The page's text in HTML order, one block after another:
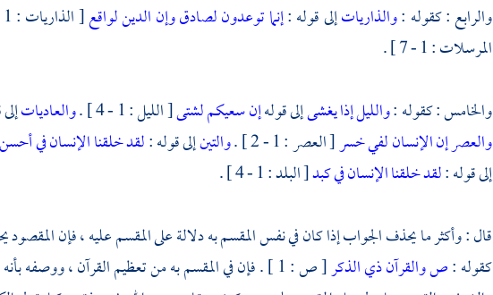
والرابع : كقوله :والذارياتإلى قوله :إنما توعدون لصادقوإن الدين لواقع[ الذاريات : 1 - 6 ] .
المرسلات : 1 - 7 ] .
والخامس : كقوله :والليل إذا يغشىإلى قولهإن سعيكم لشتى[ الليل : 1 - 4 ] . والعاديات
والعصرإن الإنسان لفي خسر[ العصر : 1 - 2 ] . والتينإلى قوله :لقد خلقنا الإنسان في
إلى قوله :لقد خلقنا الإنسان في كبد[ البلد : 1 - 4 ] .
قال : وأكثر ما يحذف الجواب إذا كان في نفس المقسم به دلالة على المقسم عليه ، فإن
كقوله :ص والقرآن ذي الذكر
[ ص : 1 ] . فإن في المقسم به من تعظيم القرآن ، ووصفه